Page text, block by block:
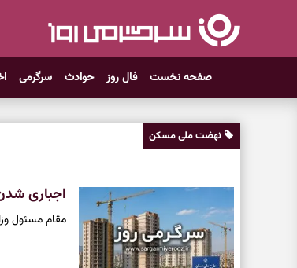
صفحه نخست فال روز حوادث سرگرمی
نهضت ملی مسکن
اجباری
مقام مسئول